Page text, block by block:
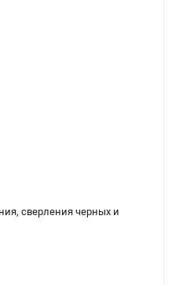
сверления черных и